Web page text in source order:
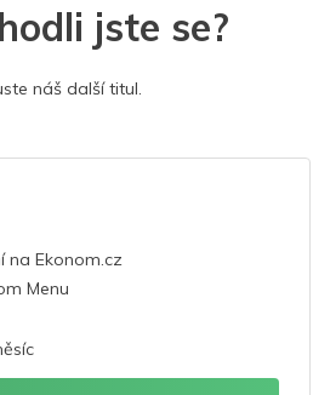
jste se?
náš další titul.
na Ekonom.cz
Menu